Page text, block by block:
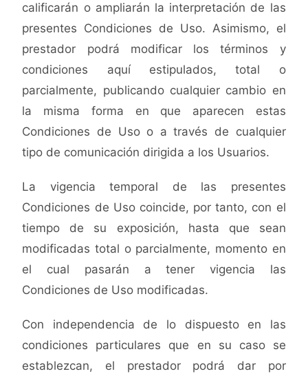
calificarán o ampliarán la interpretación de las
presentes Condiciones de Uso. Asimismo, el
prestador podrá modificar los términos y
condiciones aquí estipulados, total o
parcialmente, publicando cualquier cambio en
la misma forma en que aparecen estas
Condiciones de Uso o a través de cualquier
tipo de comunicación dirigida a los Usuarios.
La vigencia temporal de las presentes
Condiciones de Uso coincide, por tanto, con el
tiempo de su exposición, hasta que sean
modificadas total o parcialmente, momento en
el cual pasarán a tener vigencia las
Condiciones de Uso modificadas.
Con independencia de lo dispuesto en las
condiciones particulares que en su caso se
establezcan, el prestador podrá dar por